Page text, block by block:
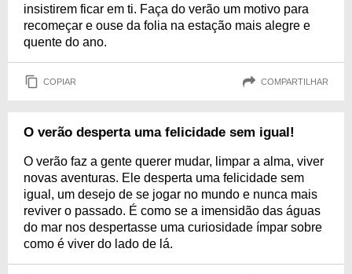
insistirem ficar em ti. Faça do verão um motivo para
recomeçar e ouse da folia na estação mais alegre e
quente do ano.
COPIAR COMPARTILHAR
O verão desperta uma felicidade sem igual!
O verão faz a gente querer mudar, limpar a alma, viver
novas aventuras. Ele desperta uma felicidade sem
igual, um desejo de se jogar no mundo e nunca mais
reviver o passado. É como se a imensidão das águas
do mar nos despertasse uma curiosidade ímpar sobre
como é viver do lado de lá.